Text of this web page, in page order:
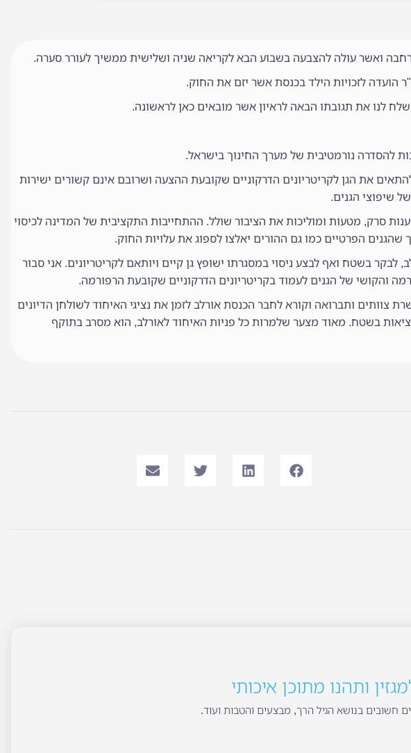
ואשר עולה להצבעה בשבוע הבא לקריאה שניה ושלישית ממשיך לעורר סערה.
הועדה לזכויות הילד בכנסת אשר יזם את החוק.
לנו את תגובתו הבאה לראיון אשר מובאים כאן לראשונה.
להסדרה נורמטיבית של מערך החינוך בישראל.
את הגן לקריטריונים הדרקוניים שקובעת ההצעה ושרובם אינם קשורים ישירות
שיפוצי הגנים.
סרק, מטעות ומוליכות את הציבור שולל. ההתחייבות התקציבית של המדינה לכיסוי
שהגנים הפרטיים כמו גם ההורים יאלצו לספוג את עלויות החוק.
לבקר בשטח ואף לבצע ניסוי במסגרתו ישופץ גן קיים ויותאם לקריטריונים. אני סבור
והקושי של הגנים לעמוד בקריטריונים הדרקוניים שקובעת הרפורמה.
צוותים ותברואה וקורא לחבר הכנסת אורלב לזמן את נציגי האיחוד לשולחן הדיונים
בשטח. מאוד מצער שלמרות כל פניות האיחוד לאורלב, הוא מסרב בתוקף
ותהנו מתוכן איכותי
חשובים בנושא הגיל הרך, מבצעים והטבות ועוד.